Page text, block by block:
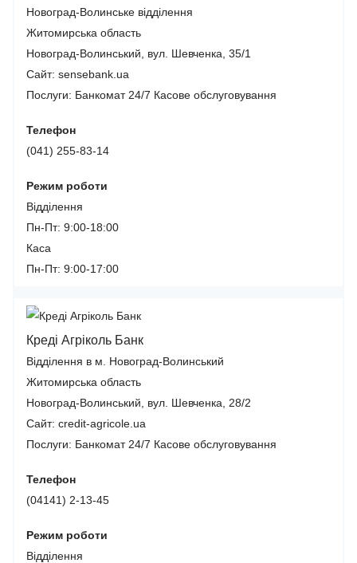
Новоград-Волинське відділення
Житомирська область
Новоград-Волинський, вул. Шевченка, 35/1
Сайт: sensebank.ua
Послуги: Банкомат 24/7 Касове обслуговування
Телефон
(041) 255-83-14
Режим роботи
Відділення
Пн-Пт: 9:00-18:00
Каса
Пн-Пт: 9:00-17:00
Креді Агріколь Банк
Відділення в м. Новоград-Волинський
Житомирська область
Новоград-Волинський, вул. Шевченка, 28/2
Сайт: credit-agricole.ua
Послуги: Банкомат 24/7 Касове обслуговування
Телефон
(04141) 2-13-45
Режим роботи
Відділення